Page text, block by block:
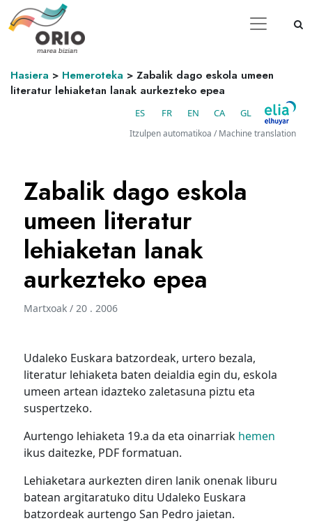
Hasiera > Hemeroteka > Zabalik dago eskola umeen
literatur lehiaketan lanak aurkezteko epea
ES FR EN CA GL
Itzulpen automatikoa / Machine translation
Zabalik dago eskola
umeen literatur
lehiaketan lanak
aurkezteko epea
Martxoak / 20 . 2006
Udaleko Euskara batzordeak, urtero bezala,
literatur lehiaketa baten deialdia egin du, eskola
umeen artean idazteko zaletasuna piztu eta
suspertzeko.
Aurtengo lehiaketa 19.a da eta oinarriak hemen
ikus daitezke, PDF formatuan.
Lehiaketara aurkezten diren lanik onenak liburu
batean argitaratuko ditu Udaleko Euskara
batzordeak aurtengo San Pedro jaietan.